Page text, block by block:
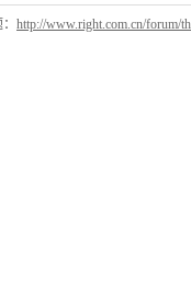
http://www.right.com.cn/forum/